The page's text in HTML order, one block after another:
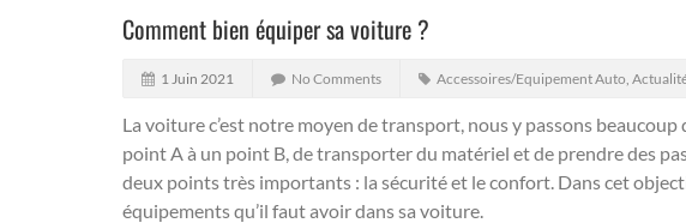
Comment bien équiper sa voiture ?
1 Juin 2021 No Comments Accessoires/Equipement Auto,
La voiture c’est notre moyen de transport, nous y passons beaucoup
point A à un point B, de transporter du matériel et de prendre des
deux points très importants : la sécurité et le confort. Dans cet
équipements qu’il faut avoir dans sa voiture.